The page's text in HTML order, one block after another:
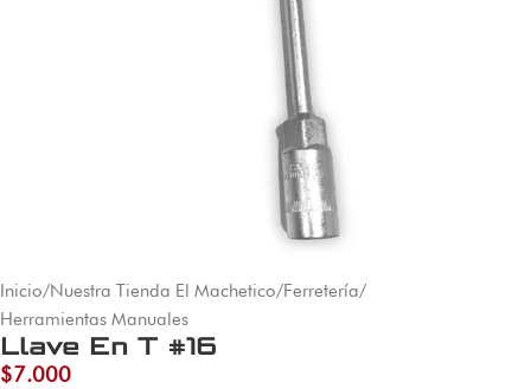
Inicio/Nuestra Tienda El Machetico/Ferretería/
Herramientas Manuales
Llave En T #16
$7.000